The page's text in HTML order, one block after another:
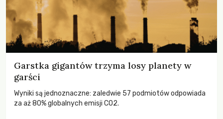
Garstka gigantów trzyma losy planety w
garści
Wyniki są jednoznaczne: zaledwie 57 podmiotów odpowiada
za aż 80% globalnych emisji CO2.